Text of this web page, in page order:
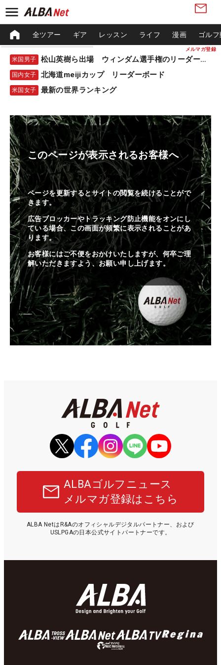
メルマガ登録
全ツアー ギア レッスン ライフ 漫画 ゴル
米国男子 松山英樹ら出場 ウィンダム選手権のリーダーボード
国内女子 北海道meijiカップ リーダーボード
米国女子 最新の世界ランキング
このページが表示されるお客様へ
ページを更新するとサイトの閲覧を続けることがで
きます。
広告ブロッカーやトラッキング防止機能をオンにし
ている場合、この画面が頻繁に表示されることがあ
ります。
お客様にはご不便をおかけいたしますが、何卒ご理
解いただきますよう、お願い申し上げます。
ALBAゴルフニュース
メルマガ登録はこちら
ALBA NetはR&Aのオフィシャルデジタルパートナー、および
USLPGAの日本公式サイトパートナーです。